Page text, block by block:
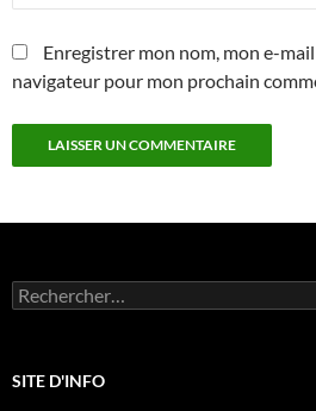
Enregistrer mon nom, mon e-
navigateur pour mon prochain
Rechercher :
SITE D'INFO